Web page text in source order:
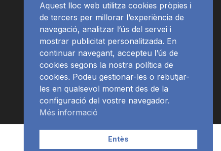
APP Programació
Aquest lloc web utilitza cookies pròpies i
de tercers per millorar l’experiència de
navegació, analitzar l’ús del servei i
mostrar publicitat personalitzada. En
continuar navegant, accepteu l’ús de
cookies segons la nostra política de
cookies. Podeu gestionar-les o rebutjar-
les en qualsevol moment des de la
configuració del vostre navegador.
Més informació
Entès